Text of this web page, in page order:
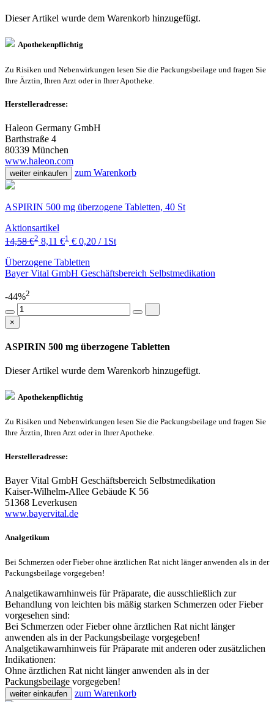
Dieser Artikel wurde dem Warenkorb hinzugefügt.
Apothekenpflichtig
Zu Risiken und Nebenwirkungen lesen Sie die Packungsbeilage und fragen Sie
Ihre Ärztin, Ihren Arzt oder in Ihrer Apotheke.
Herstelleradresse:
Haleon Germany GmbH
Barthstraße 4
80339 München
www.haleon.com
weiter einkaufen zum Warenkorb
ASPIRIN 500 mg überzogene Tabletten, 40 St
Aktionsartikel
14,58 €2 8,11 €1 € 0,20 / 1St
Überzogene Tabletten
Bayer Vital GmbH Geschäftsbereich Selbstmedikation
-44%2
×
ASPIRIN 500 mg überzogene Tabletten
Dieser Artikel wurde dem Warenkorb hinzugefügt.
Apothekenpflichtig
Zu Risiken und Nebenwirkungen lesen Sie die Packungsbeilage und fragen Sie
Ihre Ärztin, Ihren Arzt oder in Ihrer Apotheke.
Herstelleradresse:
Bayer Vital GmbH Geschäftsbereich Selbstmedikation
Kaiser-Wilhelm-Allee Gebäude K 56
51368 Leverkusen
www.bayervital.de
Analgetikum
Bei Schmerzen oder Fieber ohne ärztlichen Rat nicht länger anwenden als in der
Packungsbeilage vorgegeben!
Analgetikawarnhinweis für Präparate, die ausschließlich zur
Behandlung von leichten bis mäßig starken Schmerzen oder Fieber
vorgesehen sind:
Bei Schmerzen oder Fieber ohne ärztlichen Rat nicht länger
anwenden als in der Packungsbeilage vorgegeben!
Analgetikawarnhinweis für Präparate mit anderen oder zusätzlichen
Indikationen:
Ohne ärztlichen Rat nicht länger anwenden als in der
Packungsbeilage vorgegeben!
weiter einkaufen zum Warenkorb